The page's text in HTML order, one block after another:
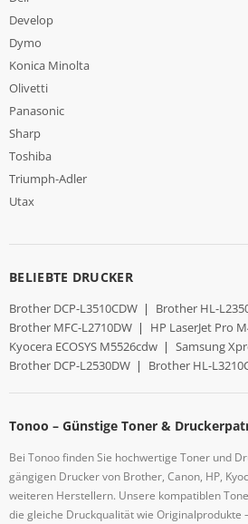
Develop
Dymo
Konica Minolta
Olivetti
Panasonic
Sharp
Toshiba
Triumph-Adler
Utax
BELIEBTE DRUCKER
Brother DCP-L3510CDW | Brother HL-
Brother MFC-L2710DW | HP LaserJet Pro
Kyocera ECOSYS M5526cdw | Samsung
Brother DCP-L2530DW | Brother HL-
Tonoo – Günstige Toner &
Bei Tonoo finden Sie hochwertige Toner und
gängigen Drucker von Brother, Canon, HP,
weiteren Herstellern. Unsere kompatiblen
die gleiche Druckqualität wie Originalprodukte